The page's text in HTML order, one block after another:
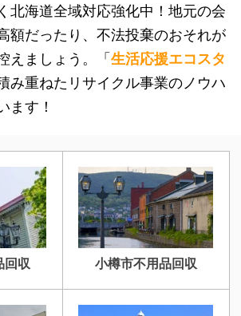
北海道全域対応強化中！地元の会
額だったり、不法投棄のおそれが
えましょう。「 生活応援エコスタ
み重ねたリサイクル事業のノウハ
ます！
回収 小樽市不用品回収